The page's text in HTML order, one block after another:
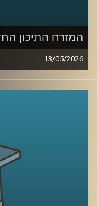
המזרח התיכון
13/05/2026
לפני כמה שנים, רוב
מי נגד מי במזרח
החות’ים, רוסיה,
הכותרות, הרבה
אז בפרק הזה רצינו
להבין מה באמת